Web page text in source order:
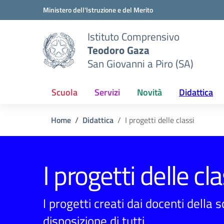
Vai ai contenuti
Vai al menu di navigazioneMinistero dell'Istruzione e del Merito
Istituto Comprensivo
Teodoro Gaza
San Giovanni a Piro (SA)
Scuola Servizi Novità Didattica
Home Didattica I progetti delle classi
I progetti delle
I progetti creati dai docenti della